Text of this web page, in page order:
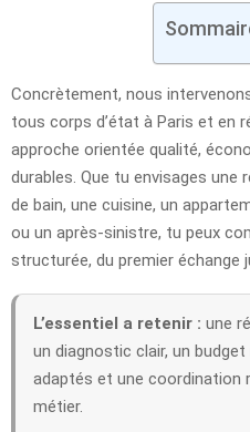
Concrètement, nous
tous corps d’état à Paris et en
approche orientée qualité,
durables. Que tu envisages une
de bain, une cuisine, un
ou un après-sinistre, tu peux
structurée, du premier échange
L’essentiel a retenir : une
un diagnostic clair, un
adaptés et une coordination
métier.